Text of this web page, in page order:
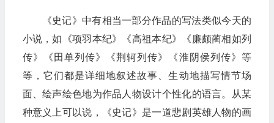
《史记》中有相当一部分作品的写法类似今天的
小说，如《项羽本纪》《高祖本纪》《廉颇蔺相如列
传》《田单列传》《荆轲列传》《淮阴侯列传》等
等，它们都是详细地叙述故事、生动地描写情节场
面、绘声绘色地为作品人物设计个性化的语言。从某
种意义上可以说，《史记》是一道悲剧英雄人物的画